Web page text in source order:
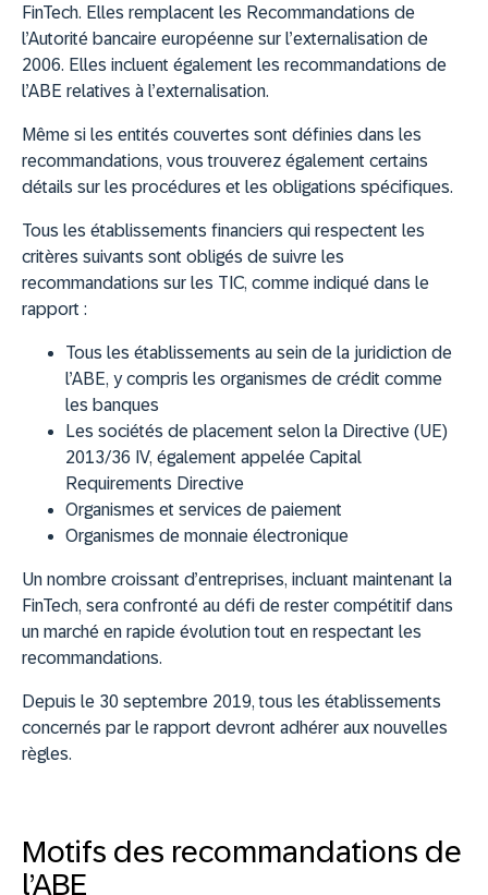
FinTech. Elles remplacent les Recommandations de
l’Autorité bancaire européenne sur l’externalisation de
2006. Elles incluent également les recommandations de
l’ABE relatives à l’externalisation.
Même si les entités couvertes sont définies dans les
recommandations, vous trouverez également certains
détails sur les procédures et les obligations spécifiques.
Tous les établissements financiers qui respectent les
critères suivants sont obligés de suivre les
recommandations sur les TIC, comme indiqué dans le
rapport :
Tous les établissements au sein de la juridiction de
l’ABE, y compris les organismes de crédit comme
les banques
Les sociétés de placement selon la Directive (UE)
2013/36 IV, également appelée Capital
Requirements Directive
Organismes et services de paiement
Organismes de monnaie électronique
Un nombre croissant d’entreprises, incluant maintenant la
FinTech, sera confronté au défi de rester compétitif dans
un marché en rapide évolution tout en respectant les
recommandations.
Depuis le 30 septembre 2019, tous les établissements
concernés par le rapport devront adhérer aux nouvelles
règles.
Motifs des recommandations de
l’ABE